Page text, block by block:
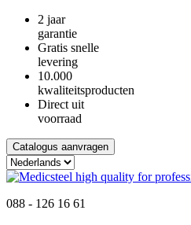
2 jaar
garantie
Gratis snelle
levering
10.000
kwaliteitsproducten
Direct uit
voorraad
Catalogus aanvragen
088 - 126 16 61